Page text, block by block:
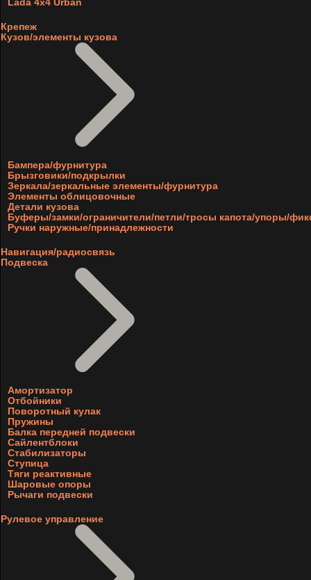
Крепеж
Кузов/элементы кузова
Бампера/фурнитура
Брызговики/подкрылки
Зеркала/зеркальные элементы/фурнитура
Элементы облицовочные
Детали кузова
Буферы/замки/ограничители/петли/тросы капота/упоры/
Ручки наружные/принадлежности
Навигация/радиосвязь
Подвеска
Амортизатор
Отбойники
Поворотный кулак
Пружины
Балка передней подвески
Сайлентблоки
Стабилизаторы
Ступица
Тяги реактивные
Шаровые опоры
Рычаги подвески
Рулевое управление